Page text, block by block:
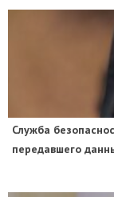
Служба
передавшего